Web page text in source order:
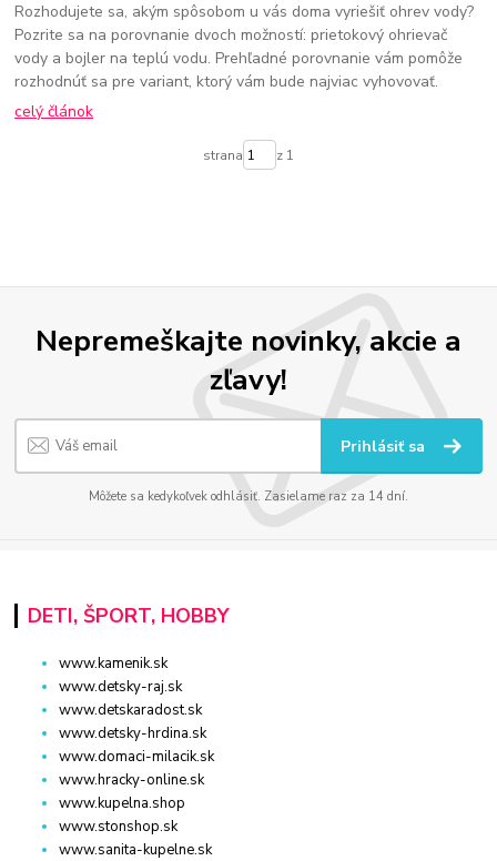
Rozhodujete sa, akým spôsobom u vás doma vyriešiť ohrev vody?
Pozrite sa na porovnanie dvoch možností: prietokový ohrievač
vody a bojler na teplú vodu. Prehľadné porovnanie vám pomôže
rozhodnúť sa pre variant, ktorý vám bude najviac vyhovovať.
celý článok
strana z 1
Nepremeškajte novinky, akcie a
zľavy!
Prihlásiť sa
Môžete sa kedykoľvek odhlásiť. Zasielame raz za 14 dní.
DETI, ŠPORT, HOBBY
www.kamenik.sk
www.detsky-raj.sk
www.detskaradost.sk
www.detsky-hrdina.sk
www.domaci-milacik.sk
www.hracky-online.sk
www.kupelna.shop
www.stonshop.sk
www.sanita-kupelne.sk